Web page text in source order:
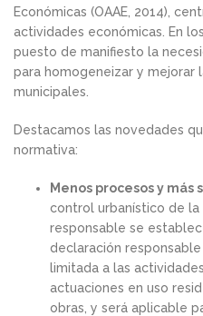
Económicas (OAAE, 2014),
actividades económicas. En
puesto de manifiesto la
para homogeneizar y mejorar
municipales.
Destacamos las novedades
normativa:
Menos procesos y más
control urbanístico de
responsable se
declaración
limitada a las
actuaciones en uso
obras, y será aplicable